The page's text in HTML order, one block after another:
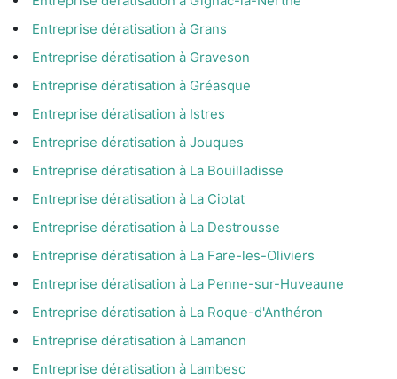
Entreprise dératisation à Grans
Entreprise dératisation à Graveson
Entreprise dératisation à Gréasque
Entreprise dératisation à Istres
Entreprise dératisation à Jouques
Entreprise dératisation à La Bouilladisse
Entreprise dératisation à La Ciotat
Entreprise dératisation à La Destrousse
Entreprise dératisation à La Fare-les-Oliviers
Entreprise dératisation à La Penne-sur-Huveaune
Entreprise dératisation à La Roque-d'Anthéron
Entreprise dératisation à Lamanon
Entreprise dératisation à Lambesc